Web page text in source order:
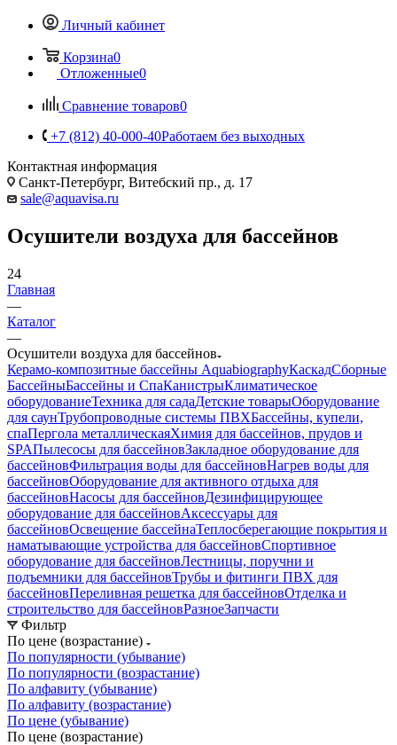
Личный кабинет
Корзина0
Отложенные0
Сравнение товаров0
+7 (812) 40-000-40Работаем без выходных
Контактная информация
Санкт-Петербург, Витебский пр., д. 17
sale@aquavisa.ru
Осушители воздуха для бассейнов
24
Главная
—
Каталог
—
Осушители воздуха для бассейнов
Керамо-композитные бассейны AquabiographyКаскадСборные
БассейныБассейны и СпаКанистрыКлиматическое
оборудованиеТехника для садаДетские товарыОборудование
для саунТрубопроводные системы ПВХБассейны, купели,
спаПергола металлическаяХимия для бассейнов, прудов и
SPAПылесосы для бассейновЗакладное оборудование для
бассейновФильтрация воды для бассейновНагрев воды для
бассейновОборудование для активного отдыха для
бассейновНасосы для бассейновДезинфицирующее
оборудование для бассейновАксессуары для
бассейновОсвещение бассейнаТеплосберегающие покрытия и
наматывающие устройства для бассейновСпортивное
оборудование для бассейновЛестницы, поручни и
подъемники для бассейновТрубы и фитинги ПВХ для
бассейновПереливная решетка для бассейновОтделка и
строительство для бассейновРазноеЗапчасти
Фильтр
По цене (возрастание)
По популярности (убывание)
По популярности (возрастание)
По алфавиту (убывание)
По алфавиту (возрастание)
По цене (убывание)
По цене (возрастание)